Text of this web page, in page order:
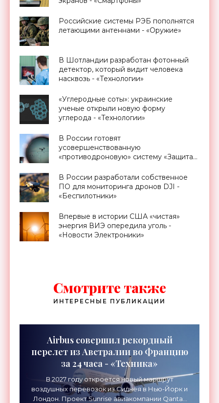
Российские системы РЭБ пополнятся
летающими антеннами - «Оружие»
В Шотландии разработан фотонный
детектор, который видит человека
насквозь - «Технологии»
«Углеродные соты»: украинские
ученые открыли новую форму
углерода - «Технологии»
В России готовят
усовершенствованную
«противодроновую» систему «Защита»
В России разработали собственное
ПО для мониторинга дронов DJI -
«Беспилотники»
Впервые в истории США «чистая»
энергия ВИЭ опередила уголь -
«Новости Электроники»
Смотрите также
ИНТЕРЕСНЫЕ ПУБЛИКАЦИИ
Airbus совершил рекордный
перелет из Австралии во Францию
за 24 часа - «Техника»
В 2027 году откроется новый маршрут
воздушных перевозок из Сиднея в Нью-Йорк и
Лондон. Проект Sunrise авиакомпании Qantas